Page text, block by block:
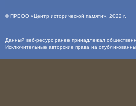
©ПРБОО «Центр исторической памяти» , 2022 г.
Данный веб-ресурс ранее принадлежал
Исключительные авторские права на